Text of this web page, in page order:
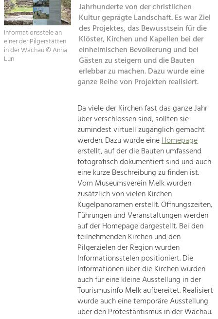
Kirchen am Fluss
Suche
Impressum
Tourismus
Angebotsentwicklung und
Positionierung.
Kunst & Kultur
Handwerk, Wissenschaft und Forschung.
Soziales, Bildung &
Gleichberechtigung, Jugend und
Mobilität & Energie
Klimawandel, öffentlicher Verkehr und
erneuerbare Energie
Steigerung regionaler Wertschöpfung
Informationsstele an
einer der Pilgerstätten
in der Wachau © Anna
Lun
Jahrhunderte von der christlichen
Kultur geprägte Landschaft. Es war Ziel
des Projektes, das Bewusstsein für die
Klöster, Kirchen und Kapellen bei der
einheimischen Bevölkerung und bei
Gästen zu steigern und die Bauten
erlebbar zu machen. Dazu wurde eine
ganze Reihe von Projekten realisiert.
Da viele der Kirchen fast das ganze Jahr
über verschlossen sind, sollten sie
zumindest virtuell zugänglich gemacht
werden. Dazu wurde eineHomepage
erstellt, auf der die Bauten umfassend
fotografisch dokumentiert sind und auch
eine kurze Beschreibung zu finden ist.
Vom Museumsverein Melk wurden
zusätzlich von vielen Kirchen
Kugelpanoramen erstellt. Öffnungszeiten,
Führungen und Veranstaltungen werden
auf der Homepage dargestellt. Bei den
teilnehmenden Kirchen und den
Pilgerzielen der Region wurden
Informationsstelen positioniert. Die
Informationen über die Kirchen wurden
auch für eine kleine Ausstellung in der
Tourismusinfo Melk aufbereitet. Realisiert
wurde auch eine temporäre Ausstellung
über den Protestantismus in der Wachau.